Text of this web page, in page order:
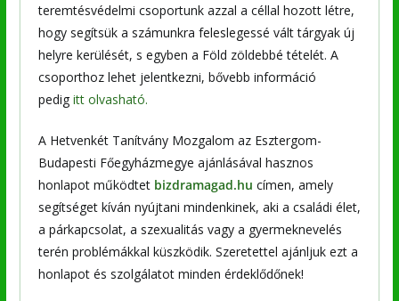
teremtésvédelmi csoportunk azzal a céllal hozott létre,
hogy segítsük a számunkra feleslegessé vált tárgyak új
helyre kerülését, s egyben a Föld zöldebbé tételét. A
csoporthoz lehet jelentkezni, bővebb információ
pedig itt olvasható.
A Hetvenkét Tanítvány Mozgalom az Esztergom-
Budapesti Főegyházmegye ajánlásával hasznos
honlapot működtet bizdramagad.hu címen, amely
segítséget kíván nyújtani mindenkinek, aki a családi élet,
a párkapcsolat, a szexualitás vagy a gyermeknevelés
terén problémákkal küszködik. Szeretettel ajánljuk ezt a
honlapot és szolgálatot minden érdeklődőnek!